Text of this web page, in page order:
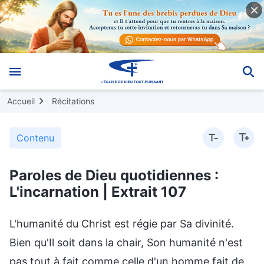
Accueil Récitations
Contenu
Paroles de Dieu quotidiennes :
L'incarnation | Extrait 107
L'humanité du Christ est régie par Sa divinité.
Bien qu'Il soit dans la chair, Son humanité n'est
pas tout à fait comme celle d'un homme fait de